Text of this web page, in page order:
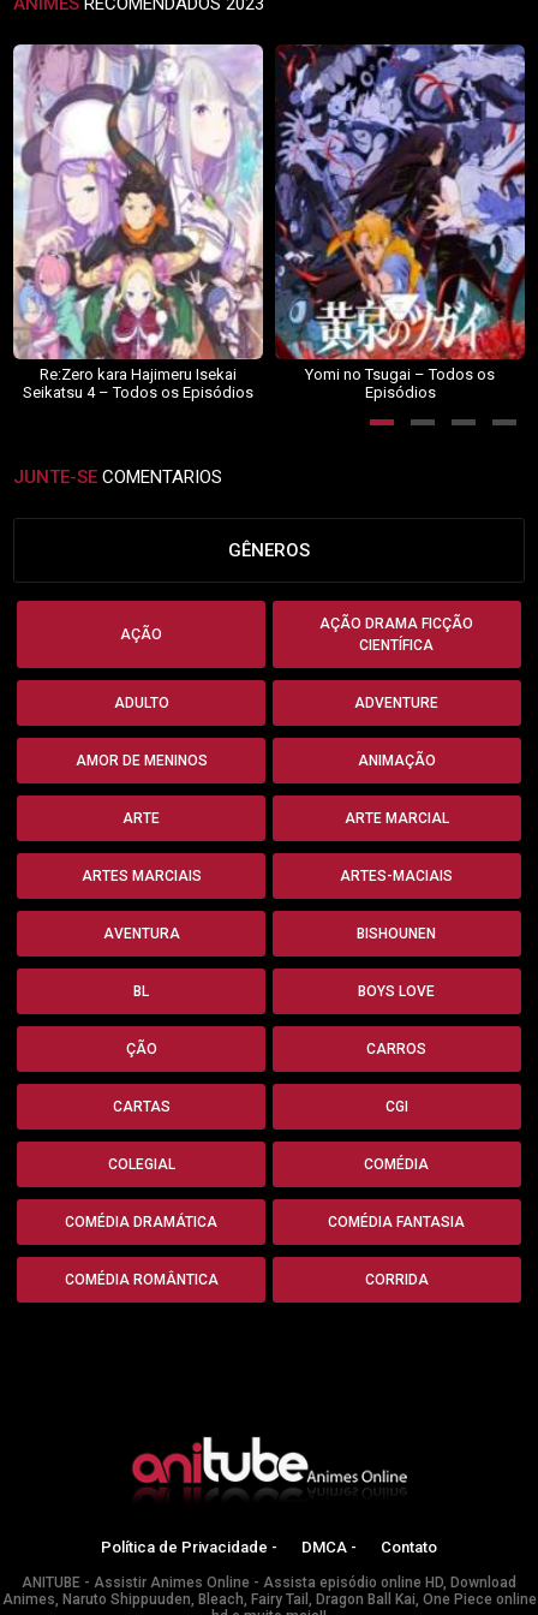
Re:Zero kara Hajimeru Isekai
Seikatsu 4 – Todos os Episódios
Yomi no Tsugai – Todos os
Episódios
JUNTE-SE COMENTARIOS
GÊNEROS
AÇÃO
AÇÃO DRAMA FICÇÃO
CIENTÍFICA
ADULTO ADVENTURE
AMOR DE MENINOS ANIMAÇÃO
ARTE ARTE MARCIAL
ARTES MARCIAIS ARTES-MACIAIS
AVENTURA BISHOUNEN
BL BOYS LOVE
ÇÃO CARROS
CARTAS CGI
COLEGIAL COMÉDIA
COMÉDIA DRAMÁTICA COMÉDIA FANTASIA
COMÉDIA ROMÂNTICA CORRIDA
Política de Privacidade - DMCA - Contato
ANITUBE - Assistir Animes Online - Assista episódio online HD, Download
Animes, Naruto Shippuuden, Bleach, Fairy Tail, Dragon Ball Kai, One Piece online